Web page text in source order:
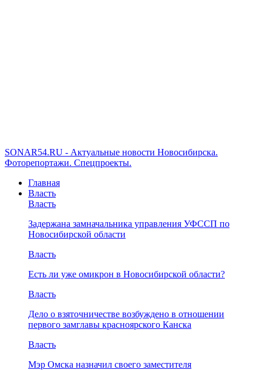
SONAR54.RU - Актуальные новости Новосибирска.
Фоторепортажи. Спецпроекты.
Главная
Власть
Власть
Задержана замначальника управления УФССП по
Новосибирской области
Власть
Есть ли уже омикрон в Новосибирской области?
Власть
Дело о взяточничестве возбуждено в отношении
первого замглавы красноярского Канска
Власть
Мэр Омска назначил своего заместителя